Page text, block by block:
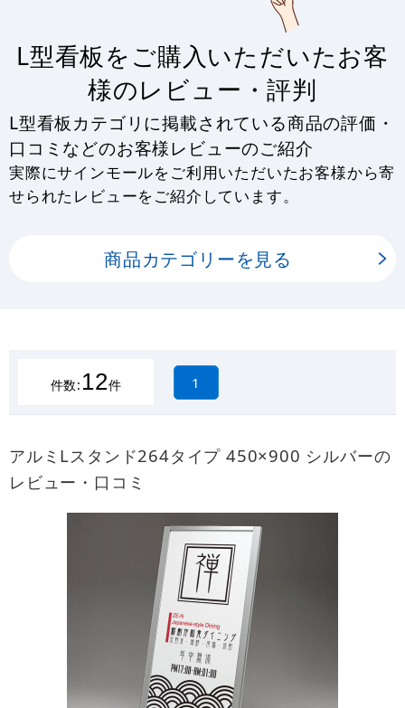
L型看板をご購入いただいたお客
様のレビュー・評判
L型看板カテゴリに掲載されている商品の評価・
口コミなどのお客様レビューのご紹介
実際にサインモールをご利用いただいたお客様から寄
せられたレビューをご紹介しています。
商品カテゴリーを見る
件数: 12件 1
アルミLスタンド264タイプ 450×900 シルバーの
レビュー・口コミ